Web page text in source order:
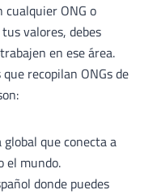
ONG o
valores, debes
en ese área.
recopilan ONGs de
que conecta a
el mundo.
donde puedes